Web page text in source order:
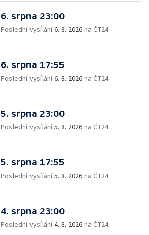
6. srpna 23:00
Poslední vysílání6. 8. 2026 na ČT24
6. srpna 17:55
Poslední vysílání6. 8. 2026 na ČT24
5. srpna 23:00
Poslední vysílání5. 8. 2026 na ČT24
5. srpna 17:55
Poslední vysílání5. 8. 2026 na ČT24
4. srpna 23:00
Poslední vysílání4. 8. 2026 na ČT24